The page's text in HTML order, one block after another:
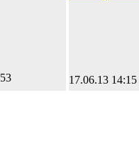
17.06.13 14:15